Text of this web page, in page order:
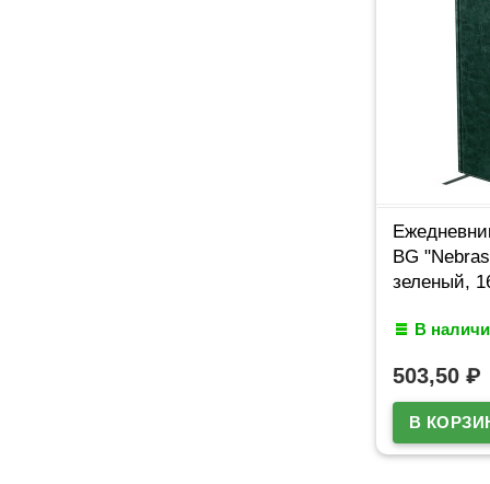
BG
зеленый,
В
503,50 ₽